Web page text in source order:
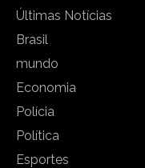
Últimas Notícias
Brasil
mundo
Economia
Polícia
Política
Esportes